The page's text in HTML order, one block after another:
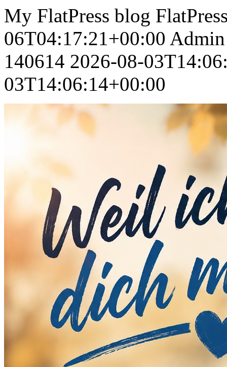
My FlatPress blog
06T04:17:21+00:00 Admin
140614 2026-08-
03T14:06:14+00:00